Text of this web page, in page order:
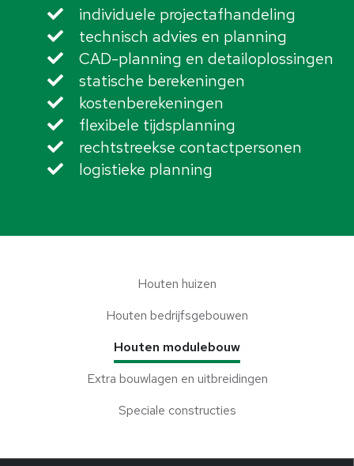
individuele projectafhandeling
technisch advies en planning
CAD-planning en detailoplossingen
statische berekeningen
kostenberekeningen
flexibele tijdsplanning
rechtstreekse contactpersonen
logistieke planning
Houten huizen
Houten bedrijfsgebouwen
Houten modulebouw
Extra bouwlagen en uitbreidingen
Speciale constructies